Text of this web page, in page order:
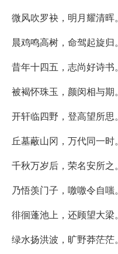
微风吹罗袂，明月耀清晖。
晨鸡鸣高树，命驾起旋归。
昔年十四五，志尚好诗书。
被褐怀珠玉，颜闵相与期。
开轩临四野，登高望所思。
丘墓蔽山冈，万代同一时。
千秋万岁后，荣名安所之。
乃悟羡门子，噭噭令自嗤。
徘徊蓬池上，还顾望大梁。
绿水扬洪波，旷野莽茫茫。